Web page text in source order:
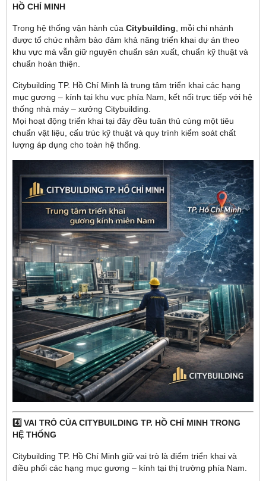
HỒ CHÍ MINH
Trong hệ thống vận hành của Citybuilding , mỗi chi nhánh
được tổ chức nhằm bảo đảm khả năng triển khai dự án theo
khu vực mà vẫn giữ nguyên chuẩn sản xuất, chuẩn kỹ thuật và
chuẩn hoàn thiện.
Citybuilding TP. Hồ Chí Minh là trung tâm triển khai các hạng
mục gương – kính tại khu vực phía Nam, kết nối trực tiếp với hệ
thống nhà máy – xưởng Citybuilding.
Mọi hoạt động triển khai tại đây đều tuân thủ cùng một tiêu
chuẩn vật liệu, cấu trúc kỹ thuật và quy trình kiểm soát chất
lượng áp dụng cho toàn hệ thống.
4️⃣ VAI TRÒ CỦA CITYBUILDING TP. HỒ CHÍ MINH TRONG
HỆ THỐNG
Citybuilding TP. Hồ Chí Minh giữ vai trò là điểm triển khai và
điều phối các hạng mục gương – kính tại thị trường phía Nam.